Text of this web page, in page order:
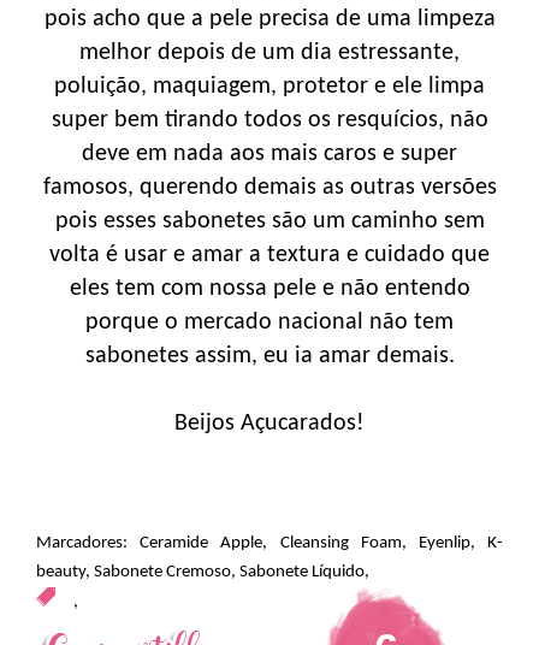
pois acho que a pele precisa de uma limpeza
melhor depois de um dia estressante,
poluição, maquiagem, protetor e ele limpa
super bem tirando todos os resquícios, não
deve em nada aos mais caros e super
famosos, querendo demais as outras versões
pois esses sabonetes são um caminho sem
volta é usar e amar a textura e cuidado que
eles tem com nossa pele e não entendo
porque o mercado nacional não tem
sabonetes assim, eu ia amar demais.
Beijos Açucarados!
Marcadores:Ceramide Apple, Cleansing Foam, Eyenlip,K-
beauty, Sabonete Cremoso, Sabonete Líquido,
,